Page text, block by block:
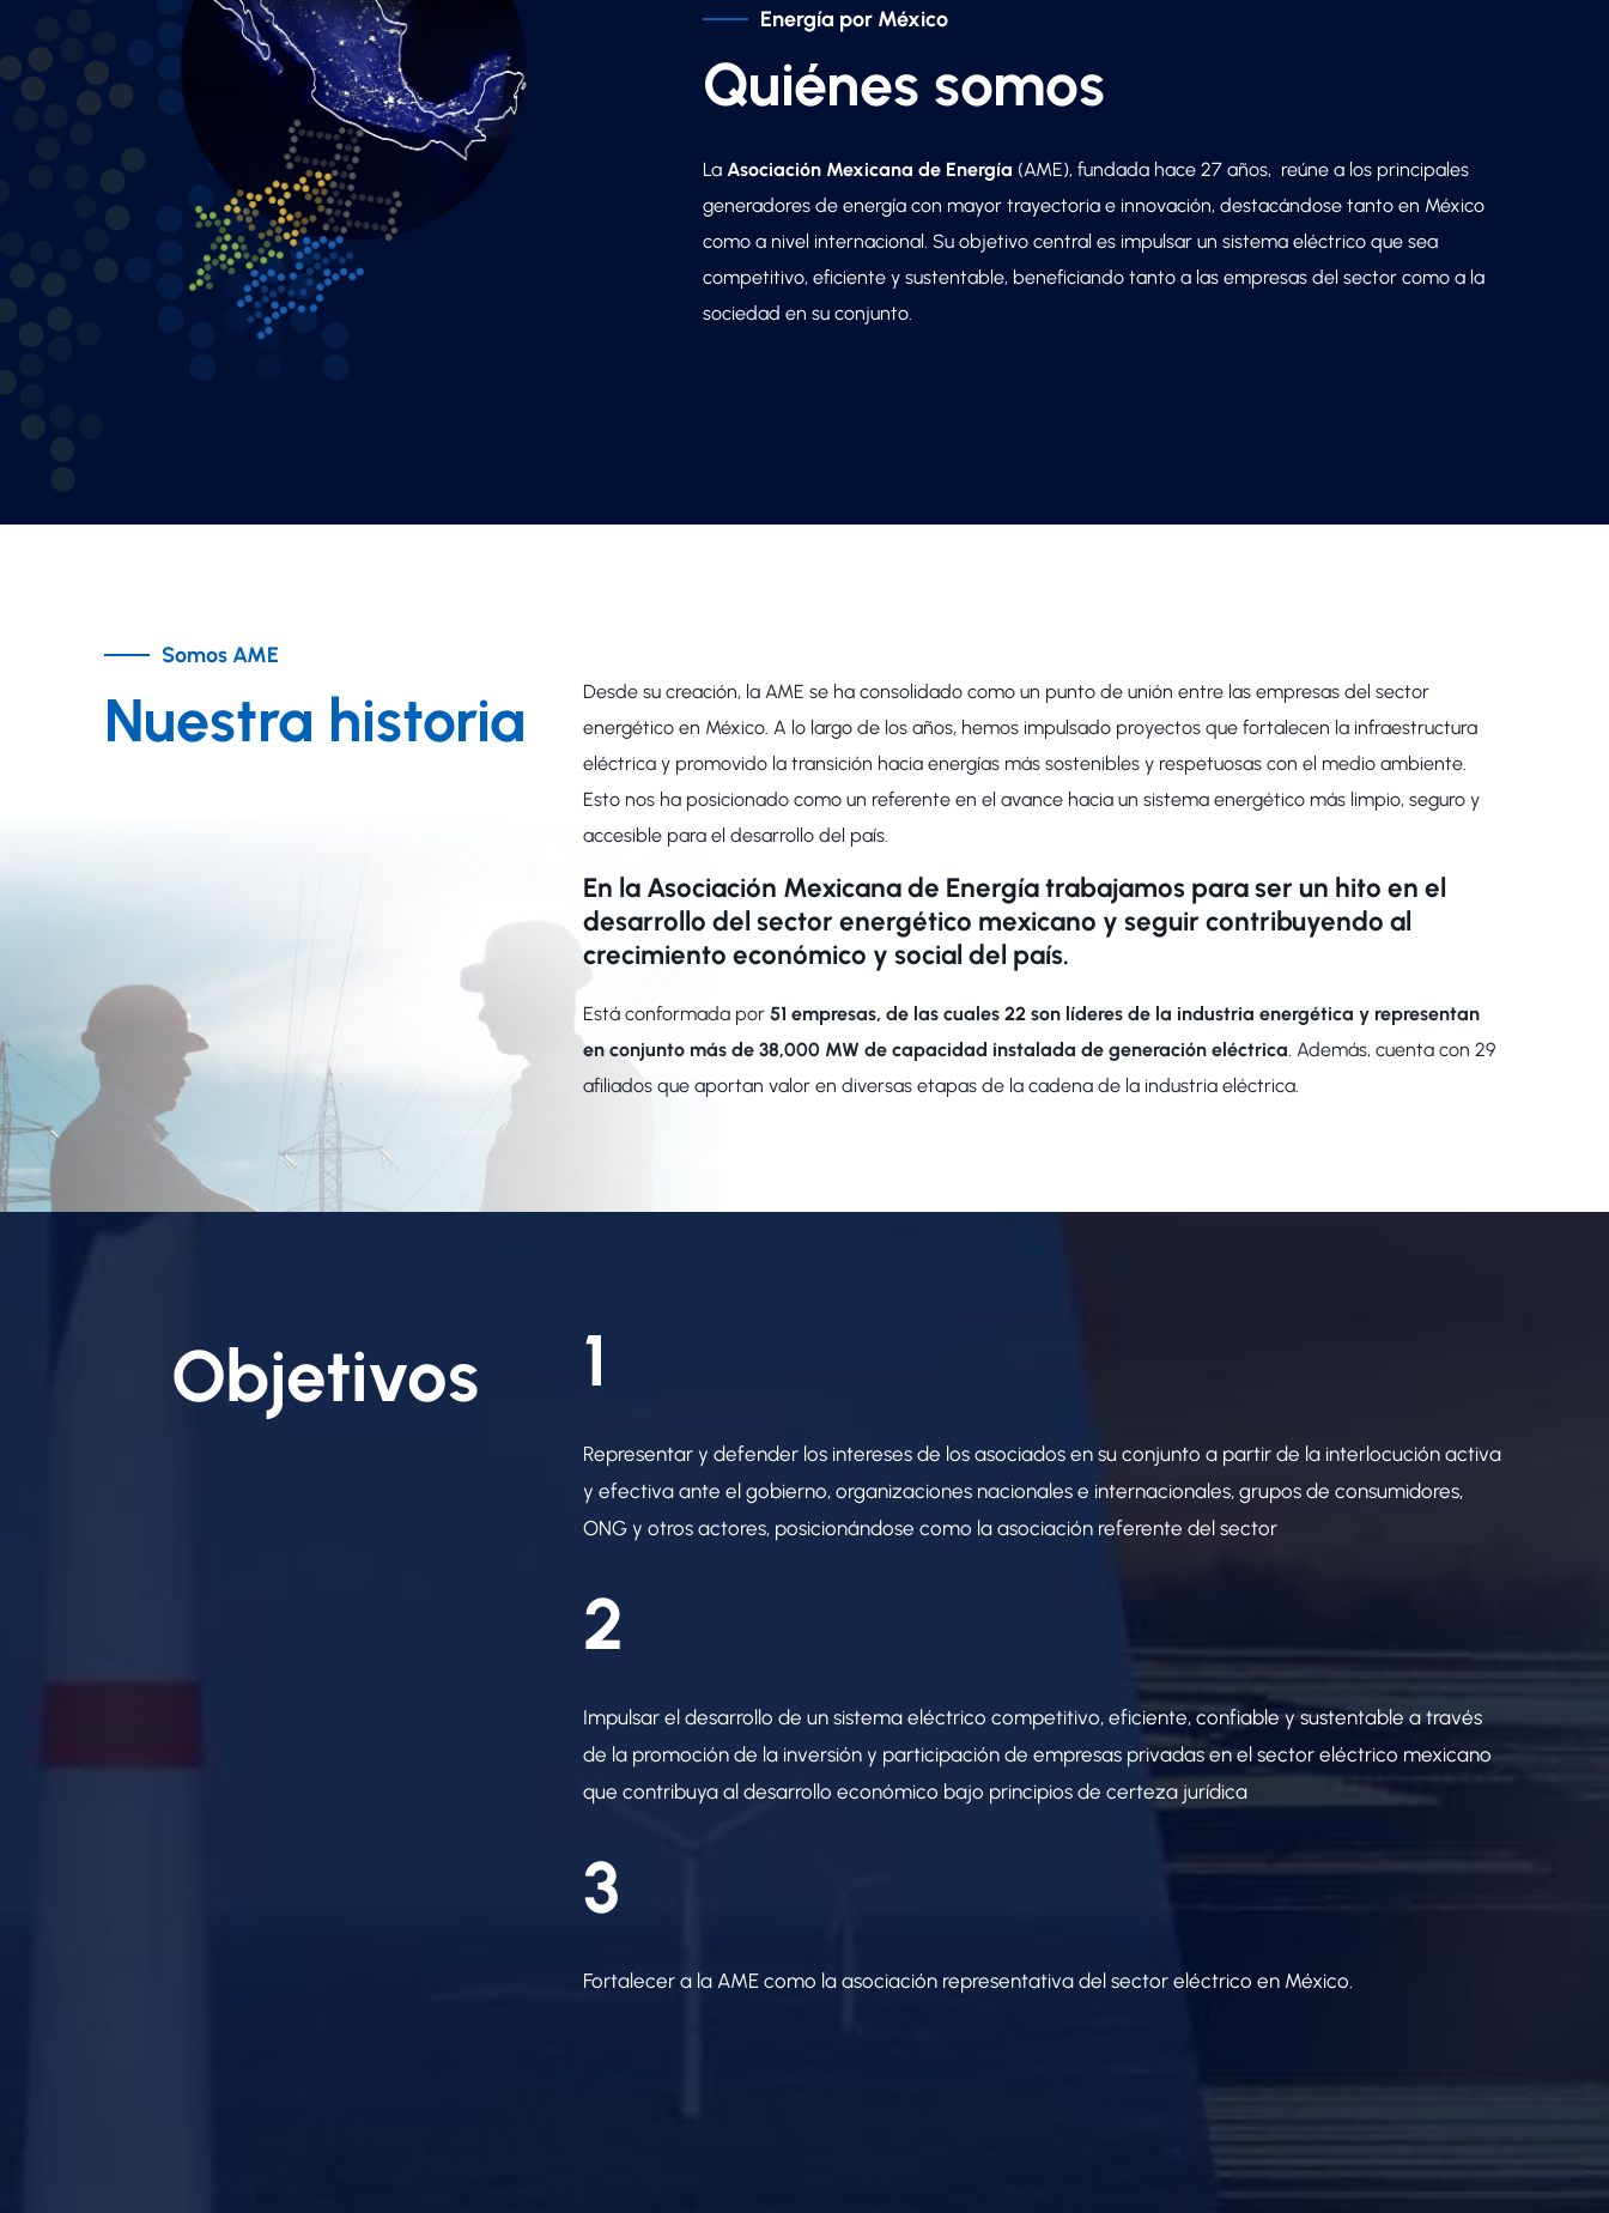
Energía por México
Quiénes somos
La Asociación Mexicana de Energía (AME), fundada hace 27 años, reúne a los principales
generadores de energía con mayor trayectoria e innovación, destacándose tanto en México
como a nivel internacional. Su objetivo central es impulsar un sistema eléctrico que sea
competitivo, eficiente y sustentable, beneficiando tanto a las empresas del sector como a la
sociedad en su conjunto.
Somos AME
Nuestra historia
Desde su creación, la AME se ha consolidado como un punto de unión entre las empresas del sector
energético en México. A lo largo de los años, hemos impulsado proyectos que fortalecen la infraestructura
eléctrica y promovido la transición hacia energías más sostenibles y respetuosas con el medio ambiente.
Esto nos ha posicionado como un referente en el avance hacia un sistema energético más limpio, seguro y
accesible para el desarrollo del país.
En la Asociación Mexicana de Energía trabajamos para ser un hito en el
desarrollo del sector energético mexicano y seguir contribuyendo al
crecimiento económico y social del país.
Está conformada por 51 empresas, de las cuales 22 son líderes de la industria energética y representan
en conjunto más de 38,000 MW de capacidad instalada de generación eléctrica . Además, cuenta con 29
afiliados que aportan valor en diversas etapas de la cadena de la industria eléctrica.
Objetivos 1
Representar y defender los intereses de los asociados en su conjunto a partir de la interlocución activa
y efectiva ante el gobierno, organizaciones nacionales e internacionales, grupos de consumidores,
ONG y otros actores, posicionándose como la asociación referente del sector
2
Impulsar el desarrollo de un sistema eléctrico competitivo, eficiente, confiable y sustentable a través
de la promoción de la inversión y participación de empresas privadas en el sector eléctrico mexicano
que contribuya al desarrollo económico bajo principios de certeza jurídica
3
Fortalecer a la AME como la asociación representativa del sector eléctrico en México.